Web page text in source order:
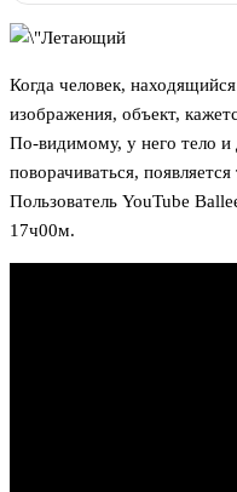
Когда человек,
изображения, объект,
По-видимому, у него тело и
поворачиваться,
Пользователь YouTube
17ч00м.